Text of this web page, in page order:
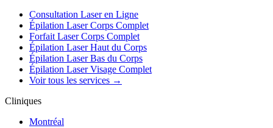
Consultation Laser en Ligne
Épilation Laser Corps Complet
Forfait Laser Corps Complet
Épilation Laser Haut du Corps
Épilation Laser Bas du Corps
Épilation Laser Visage Complet
Voir tous les services →
Cliniques
Montréal